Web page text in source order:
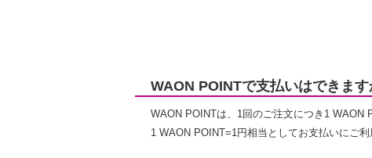
WAON POINTで支払いはできます
WAON POINTは、1回のご注文につき1 WAON
1 WAON POINT=1円相当としてお支払いにご